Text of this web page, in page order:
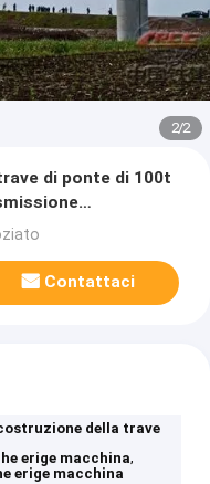
2/2
di ponte di 100t
Contattaci
della trave
erige macchina,
erige macchina